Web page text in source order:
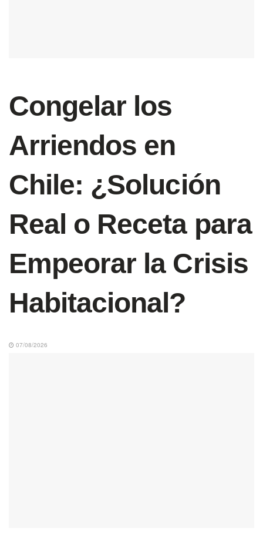
Congelar los
Arriendos en
Chile: ¿Solución
Real o Receta para
Empeorar la Crisis
Habitacional?
07/08/2026